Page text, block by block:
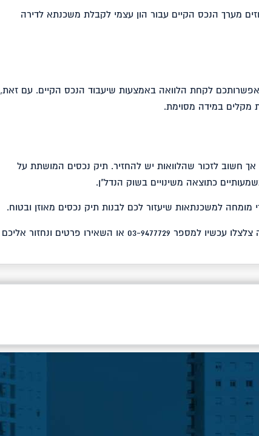
לכל מטרה ניתן לקחת עד 65 אחוזים מערך הנכס הקיים עבור הון עצמי לקבלת משכנתא לדירה
לקחת הלוואה באמצעות שיעבוד הנכס הקיים. עם זאת,
מקלים במידה מסוימת.
אך חשוב לזכור שהלוואות יש להחזיר. תיק נכסים המושתת על
כתוצאה משינויים בשוק הנדל"ן.
מומחה למשכנתאות שיעזור לכם לבנות תיק נכסים מאוזן ובטוח.
למידע נוסף על משכנתא לדירה להשקעה צלצלו עכשיו למספר 03-9477729 או השאירו פרטים ונחזור אליכם